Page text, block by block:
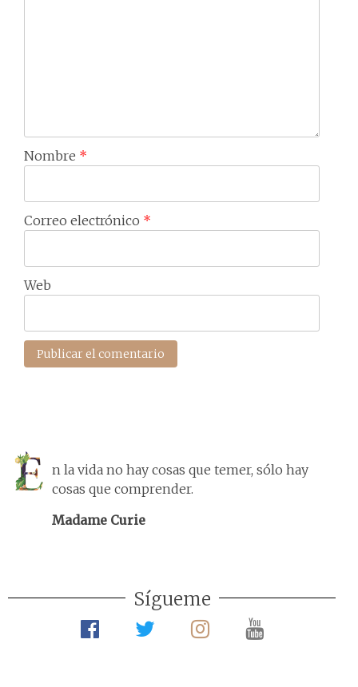
Nombre *
Correo electrónico *
Web
n la vida no hay cosas que temer, sólo hay
cosas que comprender.
Madame Curie
Sígueme